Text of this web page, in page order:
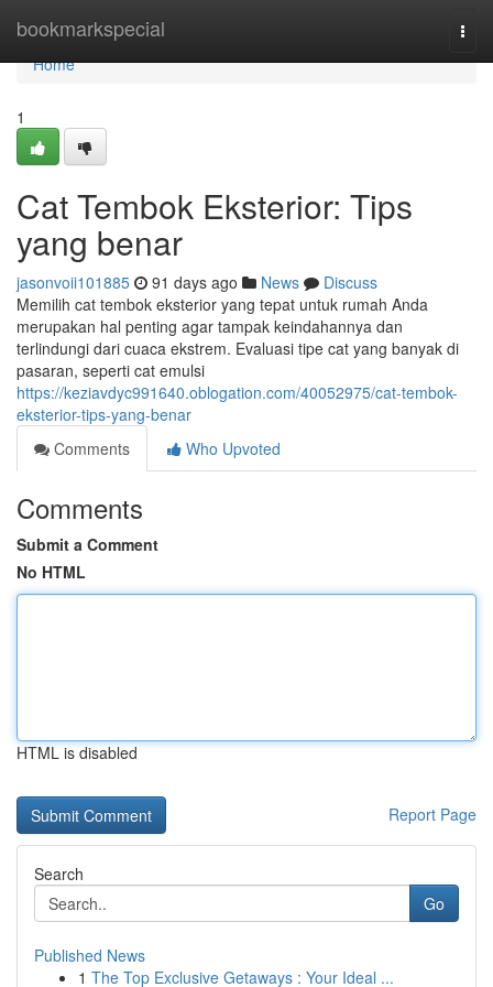
bookmarkspecial
Home
Home
1
Cat Tembok Eksterior: Tips
yang benar
jasonvoii101885 91 days ago News
Discuss
Memilih cat tembok eksterior yang tepat untuk rumah Anda
merupakan hal penting agar tampak keindahannya dan
terlindungi dari cuaca ekstrem. Evaluasi tipe cat yang banyak di
pasaran, seperti cat emulsi
https://keziavdyc991640.oblogation.com/40052975/cat-tembok-
eksterior-tips-yang-benar
Comments
Who Upvoted
Comments
Submit a Comment
No HTML
HTML is disabled
Report Page
Search
Go
Published News
1 The Top Exclusive Getaways : Your Ideal ...